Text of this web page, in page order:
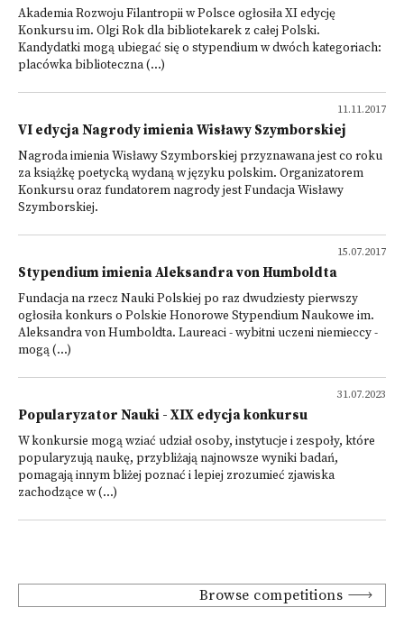
Akademia Rozwoju Filantropii w Polsce ogłosiła XI edycję
Konkursu im. Olgi Rok dla bibliotekarek z całej Polski.
Kandydatki mogą ubiegać się o stypendium w dwóch kategoriach:
placówka biblioteczna (...)
11.11.2017
VI edycja Nagrody imienia Wisławy Szymborskiej
Nagroda imienia Wisławy Szymborskiej przyznawana jest co roku
za książkę poetycką wydaną w języku polskim. Organizatorem
Konkursu oraz fundatorem nagrody jest Fundacja Wisławy
Szymborskiej.
15.07.2017
Stypendium imienia Aleksandra von Humboldta
Fundacja na rzecz Nauki Polskiej po raz dwudziesty pierwszy
ogłosiła konkurs o Polskie Honorowe Stypendium Naukowe im.
Aleksandra von Humboldta. Laureaci - wybitni uczeni niemieccy -
mogą (...)
31.07.2023
Popularyzator Nauki - XIX edycja konkursu
W konkursie mogą wziać udział osoby, instytucje i zespoły, które
popularyzują naukę, przybliżają najnowsze wyniki badań,
pomagają innym bliżej poznać i lepiej zrozumieć zjawiska
zachodzące w (...)
Browse competitions